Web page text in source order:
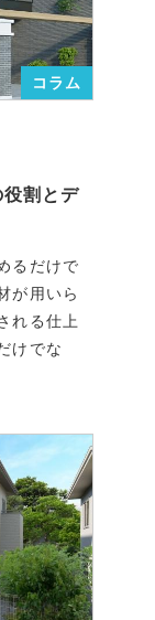
コラム
割とデ
るだけで
が用いら
れる仕上
けでな